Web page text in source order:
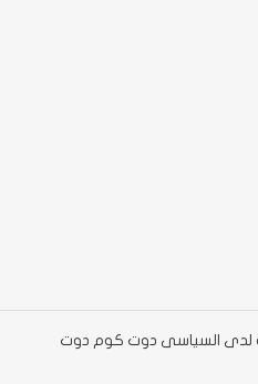
لدى السياسى دوت كوم دوت